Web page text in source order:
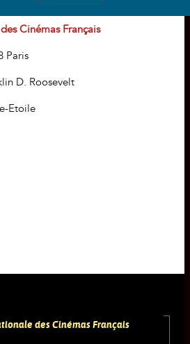
Cinémas Français
Paris
D. Roosevelt
Etoile
des Cinémas Français